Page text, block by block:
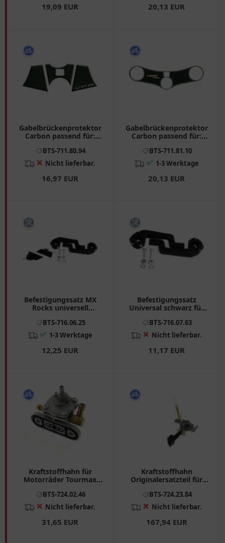
19,09 EUR 20,13 EUR
Gabelbrückenprotektor
Carbon passend für:
BTS-711.80.94
❌ Nicht lieferbar.
16,97 EUR
Gabelbrückenprotektor
Carbon passend für:
BTS-711.81.10
✅ 1-3 Werktage
20,13 EUR
Befestigungssatz MX
Rocks universell
BTS-716.06.25
✅ 1-3 Werktage
12,25 EUR
Befestigungssatz
Universal schwarz für
Flow Lite
BTS-716.07.63
❌ Nicht lieferbar.
11,17 EUR
Kraftstoffhahn für
Motorräder Tourmax
BTS-724.02.46
❌ Nicht lieferbar.
31,65 EUR
Kraftstoffhahn
Originalersatzteil für
BTS-724.23.84
❌ Nicht lieferbar.
167,94 EUR